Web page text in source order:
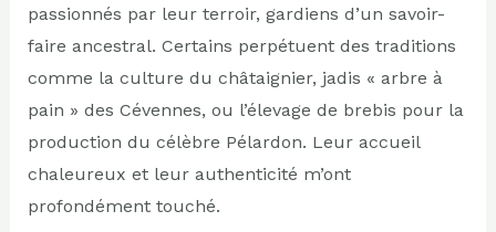
passionnés par leur terroir, gardiens d’un savoir-
faire ancestral. Certains perpétuent des traditions
comme la culture du châtaignier, jadis « arbre à
pain » des Cévennes, ou l’élevage de brebis pour la
production du célèbre Pélardon. Leur accueil
chaleureux et leur authenticité m’ont
profondément touché.